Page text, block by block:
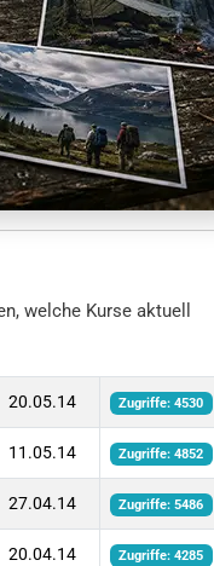
welche Kurse aktuell
20.05.14 Zugriffe: 4530
11.05.14 Zugriffe: 4852
27.04.14 Zugriffe: 5486
20.04.14 Zugriffe: 4285